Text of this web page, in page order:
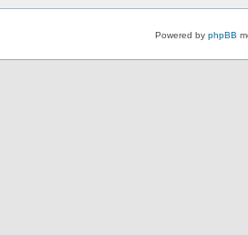
Powered by phpBB